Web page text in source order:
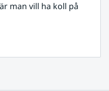
man vill ha koll på